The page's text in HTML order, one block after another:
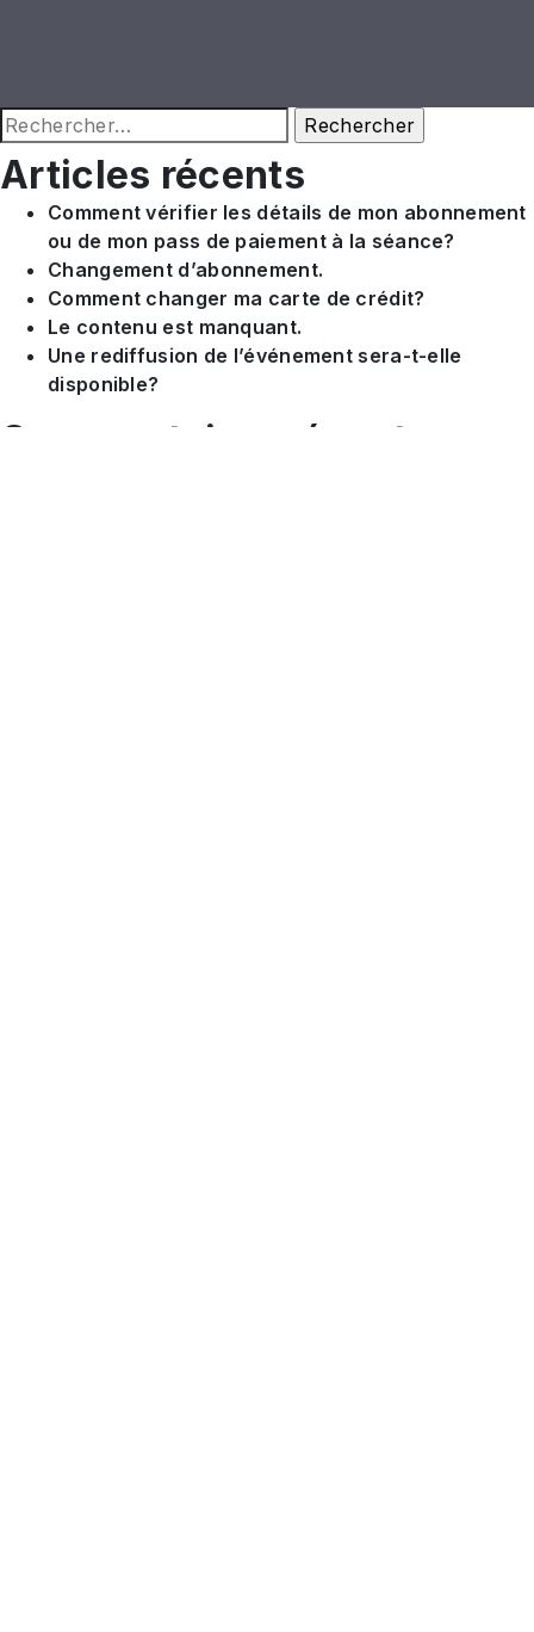
Rechercher :
Articles récents
Comment vérifier les détails de mon abonnement
ou de mon pass de paiement à la séance?
Changement d’abonnement.
Comment changer ma carte de crédit?
Le contenu est manquant.
Une rediffusion de l’événement sera-t-elle
disponible?
Commentaires récents